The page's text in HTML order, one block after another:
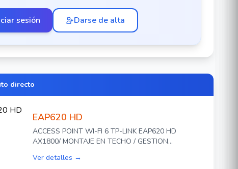
sesión Darse de alta
directo
EAP620 HD
ACCESS POINT WI-FI 6 TP-LINK EAP620 HD
AX1800/ MONTAJE EN TECHO / GESTION
802.3 AF/AT / RED SEGURA DE INVITADOS CON
Ver detalles →